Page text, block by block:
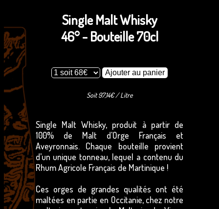
Single Malt Whisky
46° - Bouteille 70cl
Soit 97,14€ / Litre
Single Malt Whisky, produit à partir de
100% de Malt d'Orge Français et
Aveyronnais. Chaque bouteille provient
d’un unique tonneau, lequel a contenu du
Rhum Agricole Français de Martinique !
Ces orges de grandes qualités ont été
maltées en partie en Occitanie, chez notre